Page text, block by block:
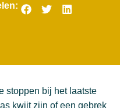
stoppen bij het laatste
kwijt zijn of een gebrek